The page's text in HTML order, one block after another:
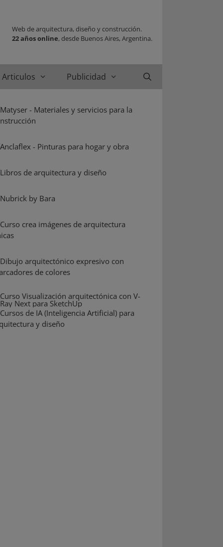
Web de arquitectura, diseño y construcción.
22 años online, desde Buenos Aires, Argentina.
Articulos Publicidad